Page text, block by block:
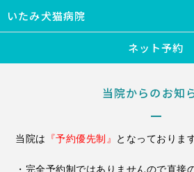
いたみ犬猫病院
ネット予約
当院からのお知
当院は 『予約優先制』 となっておりま
・完全予約制ではありませんので直接